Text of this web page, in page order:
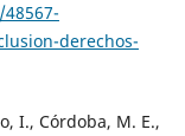
derechos-
I., Córdoba, M. E.,